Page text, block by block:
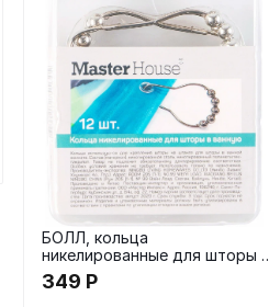
БОЛЛ, кольца
никелированные для шторы в
ванную, 12шт
349 Р